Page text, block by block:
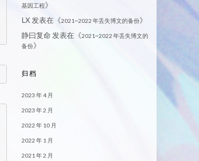
基因工程》
LX 发表在《2021~2022 年丢失博文的备份》
静曰复命 发表在《2021~2022 年丢失博文的
备份》
归档
2023 年 4 月
2023 年 2 月
2022 年 10 月
2022 年 1 月
2021 年 2 月